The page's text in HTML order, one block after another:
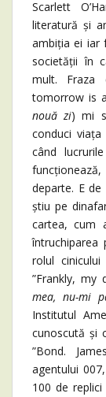
Scarlett
literatură și
ambiția ei iar
societății în
mult. Fraza
tomorrow is
nouă zi) mi
conduci
când
departe. E
știu pe
cartea, cum
întruchiparea
rolul
”Frankly, my
mea, nu-mi
Institutul
cunoscută și
”Bond.
agentului
100 de